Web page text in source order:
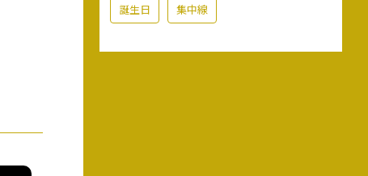
誕生日 集中線